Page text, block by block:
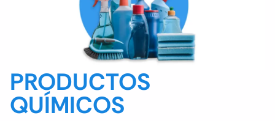
PRODUCTOS
QUÍMICOS